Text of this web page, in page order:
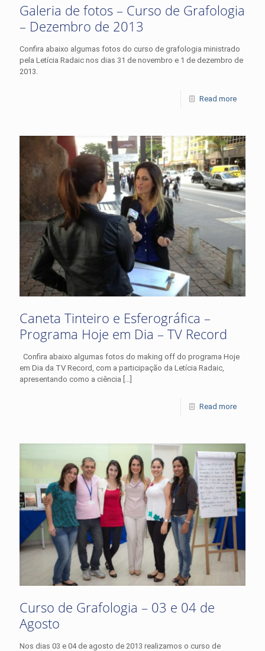
Galeria de fotos – Curso de Grafologia
– Dezembro de 2013
Confira abaixo algumas fotos do curso de grafologia ministrado
pela Letícia Radaic nos dias 31 de novembro e 1 de dezembro de
2013.
Read more
Caneta Tinteiro e Esferográfica –
Programa Hoje em Dia – TV Record
Confira abaixo algumas fotos do making off do programa Hoje
em Dia da TV Record, com a participação da Letícia Radaic,
apresentando como a ciência […]
Read more
Curso de Grafologia – 03 e 04 de
Agosto
Nos dias 03 e 04 de agosto de 2013 realizamos o curso de